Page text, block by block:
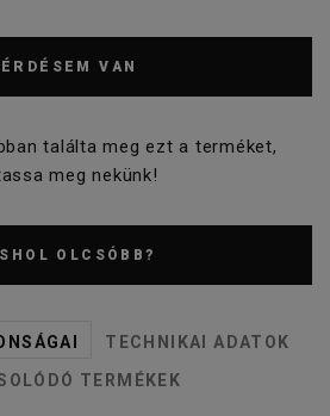
VAN
találta meg ezt a terméket,
meg nekünk!
OLCSÓBB?
TECHNIKAI ADATOK
TERMÉKEK